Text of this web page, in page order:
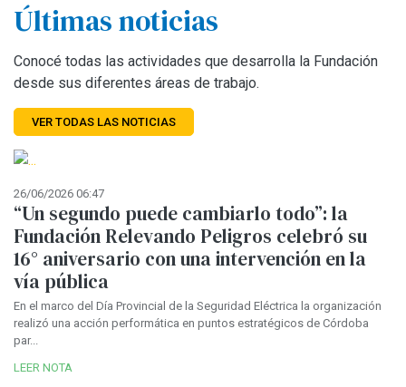
Últimas noticias
Conocé todas las actividades que desarrolla la Fundación
desde sus diferentes áreas de trabajo.
VER TODAS LAS NOTICIAS
26/06/2026 06:47
“Un segundo puede cambiarlo todo”: la
Fundación Relevando Peligros celebró su
16° aniversario con una intervención en la
vía pública
En el marco del Día Provincial de la Seguridad Eléctrica la organización
realizó una acción performática en puntos estratégicos de Córdoba
par...
LEER NOTA